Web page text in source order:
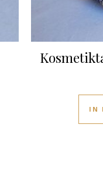
IN